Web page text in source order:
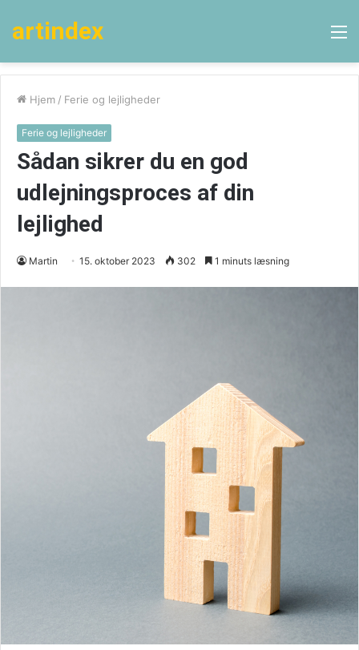
artindex
Hjem / Ferie og lejligheder
Ferie og lejligheder
Sådan sikrer du en god
udlejningsproces af din
lejlighed
Martin 15. oktober 2023 302 1 minuts læsning